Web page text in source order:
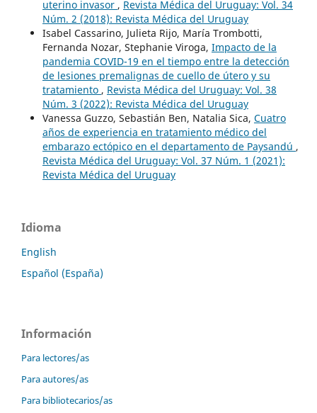
uterino invasor , Revista Médica del Uruguay: Vol. 34
Núm. 2 (2018): Revista Médica del Uruguay
Isabel Cassarino, Julieta Rijo, María Trombotti,
Fernanda Nozar, Stephanie Viroga, Impacto de la
pandemia COVID-19 en el tiempo entre la detección
de lesiones premalignas de cuello de útero y su
tratamiento , Revista Médica del Uruguay: Vol. 38
Núm. 3 (2022): Revista Médica del Uruguay
Vanessa Guzzo, Sebastián Ben, Natalia Sica, Cuatro
años de experiencia en tratamiento médico del
embarazo ectópico en el departamento de Paysandú ,
Revista Médica del Uruguay: Vol. 37 Núm. 1 (2021):
Revista Médica del Uruguay
Idioma
English
Español (España)
Información
Para lectores/as
Para autores/as
Para bibliotecarios/as